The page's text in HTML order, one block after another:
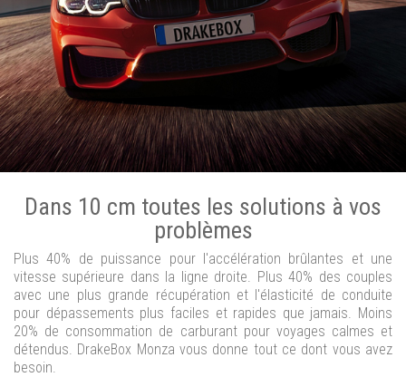
Dans 10 cm toutes les solutions à vos
problèmes
Plus 40% de puissance pour l'accélération brûlantes et une
vitesse supérieure dans la ligne droite. Plus 40% des couples
avec une plus grande récupération et l'élasticité de conduite
pour dépassements plus faciles et rapides que jamais. Moins
20% de consommation de carburant pour voyages calmes et
détendus. DrakeBox Monza vous donne tout ce dont vous avez
besoin.